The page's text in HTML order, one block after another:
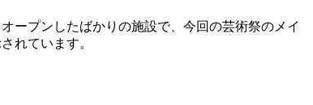
ープンしたばかりの施設で、今回の芸術祭のメイ
れています。